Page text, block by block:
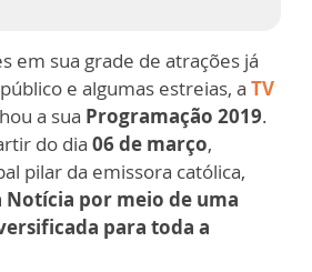
em sua grade de atrações já
e algumas estreias, a TV
a sua Programação 2019.
do dia 06 de março,
pilar da emissora católica,
Notícia por meio de uma
para toda a